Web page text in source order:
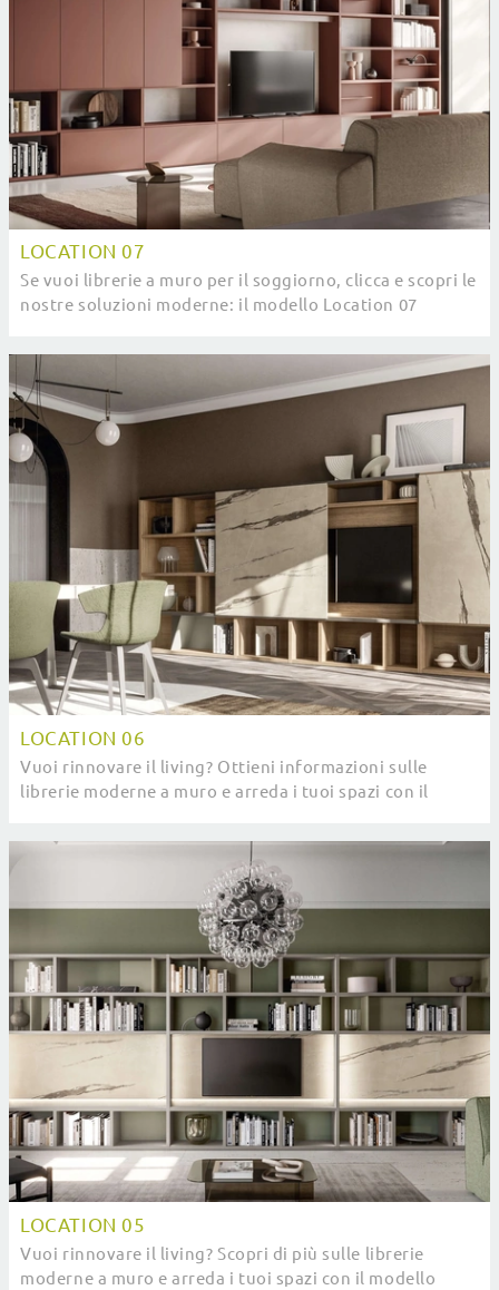
LOCATION 07
Se vuoi librerie a muro per il soggiorno, clicca e scopri le
nostre soluzioni moderne: il modello Location 07
LOCATION 06
Vuoi rinnovare il living? Ottieni informazioni sulle
librerie moderne a muro e arreda i tuoi spazi con il
LOCATION 05
Vuoi rinnovare il living? Scopri di più sulle librerie
moderne a muro e arreda i tuoi spazi con il modello